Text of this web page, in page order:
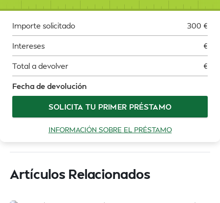
Importe solicitado 300 €
Intereses €
Total a devolver €
Fecha de devolución
SOLICITA TU PRIMER PRÉSTAMO
INFORMACIÓN SOBRE EL PRÉSTAMO
Artículos Relacionados